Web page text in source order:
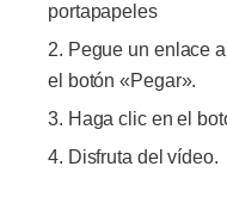
portapapeles
Pegue un enlace
el botón «Pegar».
Haga clic en el
Disfruta del vídeo.